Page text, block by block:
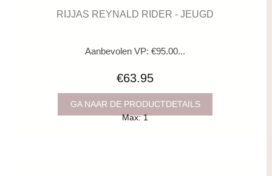
RIJJAS REYNALD RIDER - JEUGD
Aanbevolen VP: €95.00...
€63.95
GA NAAR DE PRODUCTDETAILS
Max: 1